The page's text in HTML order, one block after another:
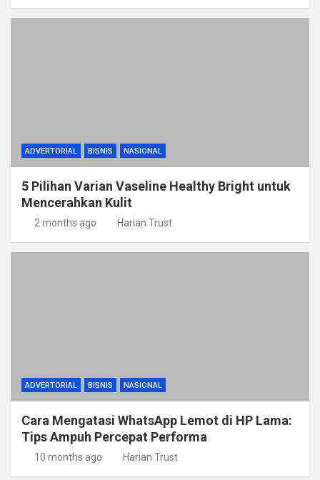
ADVERTORIAL BISNIS NASIONAL
5 Pilihan Varian Vaseline Healthy Bright untuk
Mencerahkan Kulit
2 months ago Harian Trust
ADVERTORIAL BISNIS NASIONAL
Cara Mengatasi WhatsApp Lemot di HP Lama:
Tips Ampuh Percepat Performa
10 months ago Harian Trust